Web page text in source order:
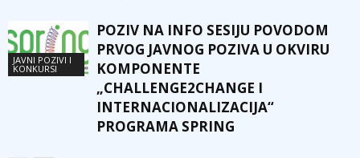
JAVNI POZIVI I
KONKURSI
POZIV NA INFO SESIJU POVODOM
PRVOG JAVNOG POZIVA U OKVIRU
KOMPONENTE
„CHALLENGE2CHANGE I
INTERNACIONALIZACIJA“
PROGRAMA SPRING